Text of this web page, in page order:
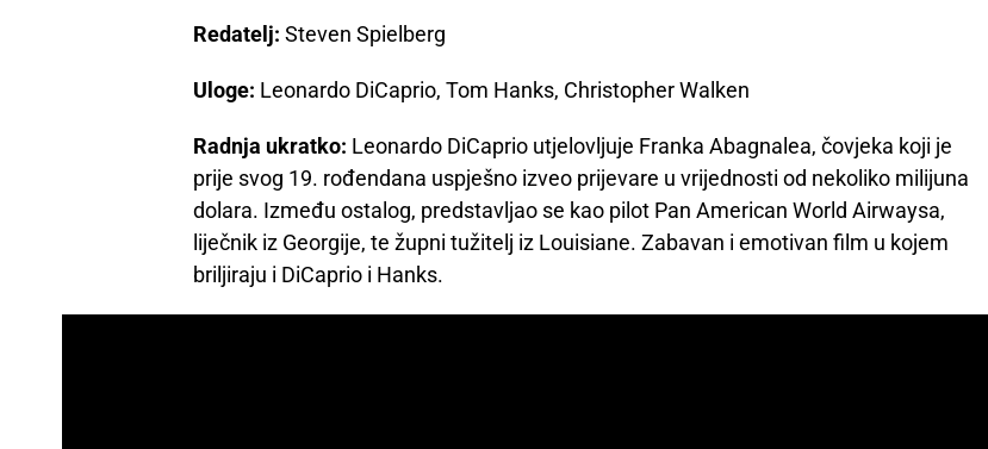
Redatelj: Steven Spielberg
Uloge: Leonardo DiCaprio, Tom Hanks, Christopher Walken
Radnja ukratko: Leonardo DiCaprio utjelovljuje Franka Abagnalea, čovjeka koji je
prije svog 19. rođendana uspješno izveo prijevare u vrijednosti od nekoliko milijuna
dolara. Između ostalog, predstavljao se kao pilot Pan American World Airwaysa,
liječnik iz Georgije, te župni tužitelj iz Louisiane. Zabavan i emotivan film u kojem
briljiraju i DiCaprio i Hanks.